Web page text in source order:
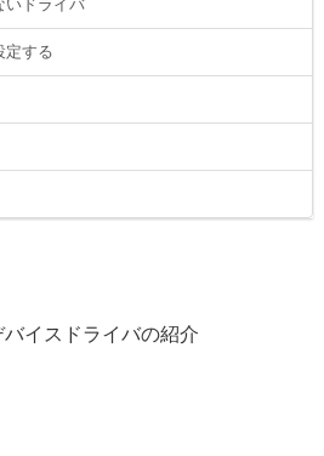
いドライバ
定する
イスドライバの紹介